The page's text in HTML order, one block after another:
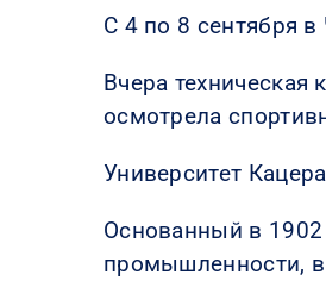
С 4 по 8 сентября
Вчера
осмотрела
Университет
Основанный в 1902
промышленности, в